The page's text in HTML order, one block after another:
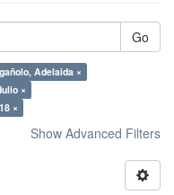
Go
Adelaida ×
×
×
Show Advanced Filters